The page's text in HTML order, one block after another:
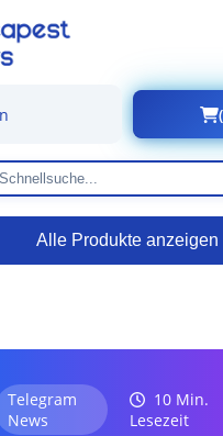
Alle Produkte anzeigen
Telegram
News
10 Min.
Lesezeit